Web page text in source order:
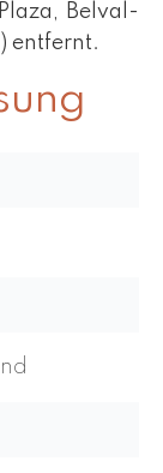
Belval-
entfernt.